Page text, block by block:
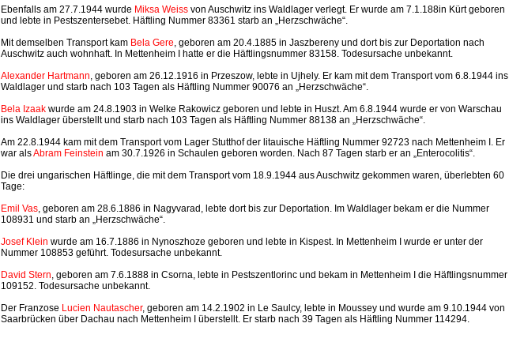
Ebenfalls am 27.7.1944 wurde Miksa Weiss von Auschwitz ins Waldlager verlegt. Er wurde am 7.1.188in Kürt geboren
und lebte in Pestszentersebet. Häftling Nummer 83361 starb an „Herzschwäche“.
Mit demselben Transport kam Bela Gere , geboren am 20.4.1885 in Jaszbereny und dort bis zur Deportation nach
Auschwitz auch wohnhaft. In Mettenheim I hatte er die Häftlingsnummer 83158. Todesursache unbekannt.
Alexander Hartmann , geboren am 26.12.1916 in Przeszow, lebte in Ujhely. Er kam mit dem Transport vom 6.8.1944 ins
Waldlager und starb nach 103 Tagen als Häftling Nummer 90076 an „Herzschwäche“.
Bela Izaak wurde am 24.8.1903 in Welke Rakowicz geboren und lebte in Huszt. Am 6.8.1944 wurde er von Warschau
ins Waldlager überstellt und starb nach 103 Tagen als Häftling Nummer 88138 an „Herzschwäche“.
Am 22.8.1944 kam mit dem Transport vom Lager Stutthof der litauische Häftling Nummer 92723 nach Mettenheim I. Er
war alsAbram Feinstein am 30.7.1926 in Schaulen geboren worden. Nach 87 Tagen starb er an „Enterocolitis“.
Die drei ungarischen Häftlinge, die mit dem Transport vom 18.9.1944 aus Auschwitz gekommen waren, überlebten 60
Tage:
Emil Vas , geboren am 28.6.1886 in Nagyvarad, lebte dort bis zur Deportation. Im Waldlager bekam er die Nummer
108931 und starb an „Herzschwäche“.
Josef Klein wurde am 16.7.1886 in Nynoszhoze geboren und lebte in Kispest. In Mettenheim I wurde er unter der
Nummer 108853 geführt. Todesursache unbekannt.
David Stern , geboren am 7.6.1888 in Csorna, lebte in Pestszentlorinc und bekam in Mettenheim I die Häftlingsnummer
109152. Todesursache unbekannt.
Der Franzose Lucien Nautascher, geboren am 14.2.1902 in Le Saulcy, lebte in Moussey und wurde am 9.10.1944 von
Saarbrücken über Dachau nach Mettenheim I überstellt. Er starb nach 39 Tagen als Häftling Nummer 114294.